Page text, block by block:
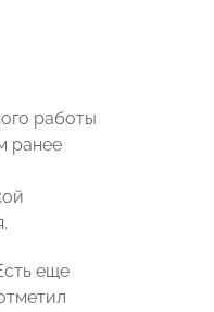
работы
ранее
.
еще